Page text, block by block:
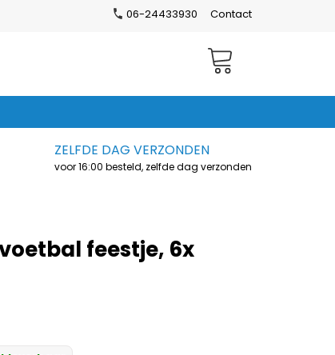
06-24433930 Contact
Winkelwagen
ZELFDE DAG VERZONDEN
voor 16:00 besteld, zelfde dag verzonden
feestje, 6x